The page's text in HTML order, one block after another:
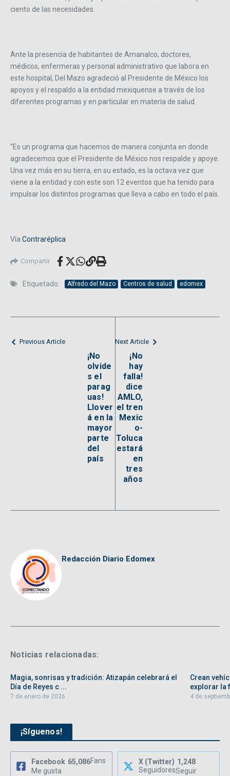
ciento de las necesidades.
Ante la presencia de habitantes de Amanalco, doctores,
médicos, enfermeras y personal administrativo que labora en
este hospital, Del Mazo agradeció al Presidente de México los
apoyos y el respaldo a la entidad mexiquense a través de los
diferentes programas y en particular en materia de salud.
“Es un programa que hacemos de manera conjunta en donde
agradecemos que el Presidente de México nos respalde y apoye.
Una vez más en su tierra, en su estado, es la octava vez que
viene a la entidad y con este son 12 eventos que ha tenido para
impulsar los distintos programas que lleva a cabo en todo el país.
Vía Contraréplica
Compartir
Etiquetado: Alfredo del Mazo Centros de salud edomex
Previous Article
¡No
olvide
s el
parag
uas!
Llover
á en la
mayor
parte
del
país
Next Article
¡No
hay
falla!
dice
AMLO,
el tren
Mexic
o-
Toluca
estará
en
tres
años
Redacción Diario Edomex
Noticias relacionadas:
Magia, sonrisas y tradición: Atizapán celebrará el
Día de Reyes c ...
7 de enero de 2026
Crean
explorar la
4 de
¡Síguenos!
Facebook 65,086Fans
Me gusta
X (Twitter) 1,248
SeguidoresSeguir